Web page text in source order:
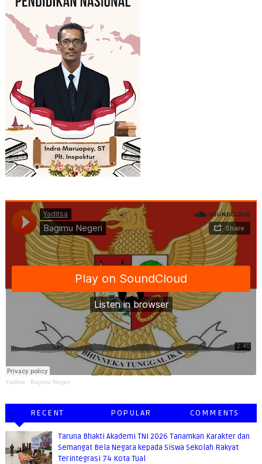
Yaditsa · Bagimu Negeri
RECENT POPULAR COMMENTS
Taruna Bhakti Akademi TNI 2026 Tanamkan Karakter dan
Semangat Bela Negara kepada Siswa Sekolah Rakyat
Terintegrasi 74 Kota Tual